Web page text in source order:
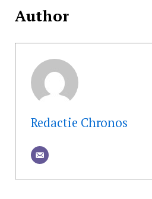
Author
Redactie Chronos